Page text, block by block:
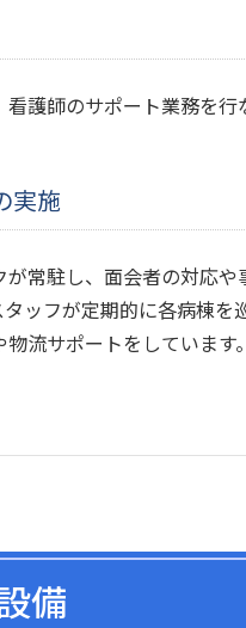
護師のサポート業務を行
実施
常駐し、面会者の対応や
ッフが定期的に各病棟を
流サポートをしています。
備